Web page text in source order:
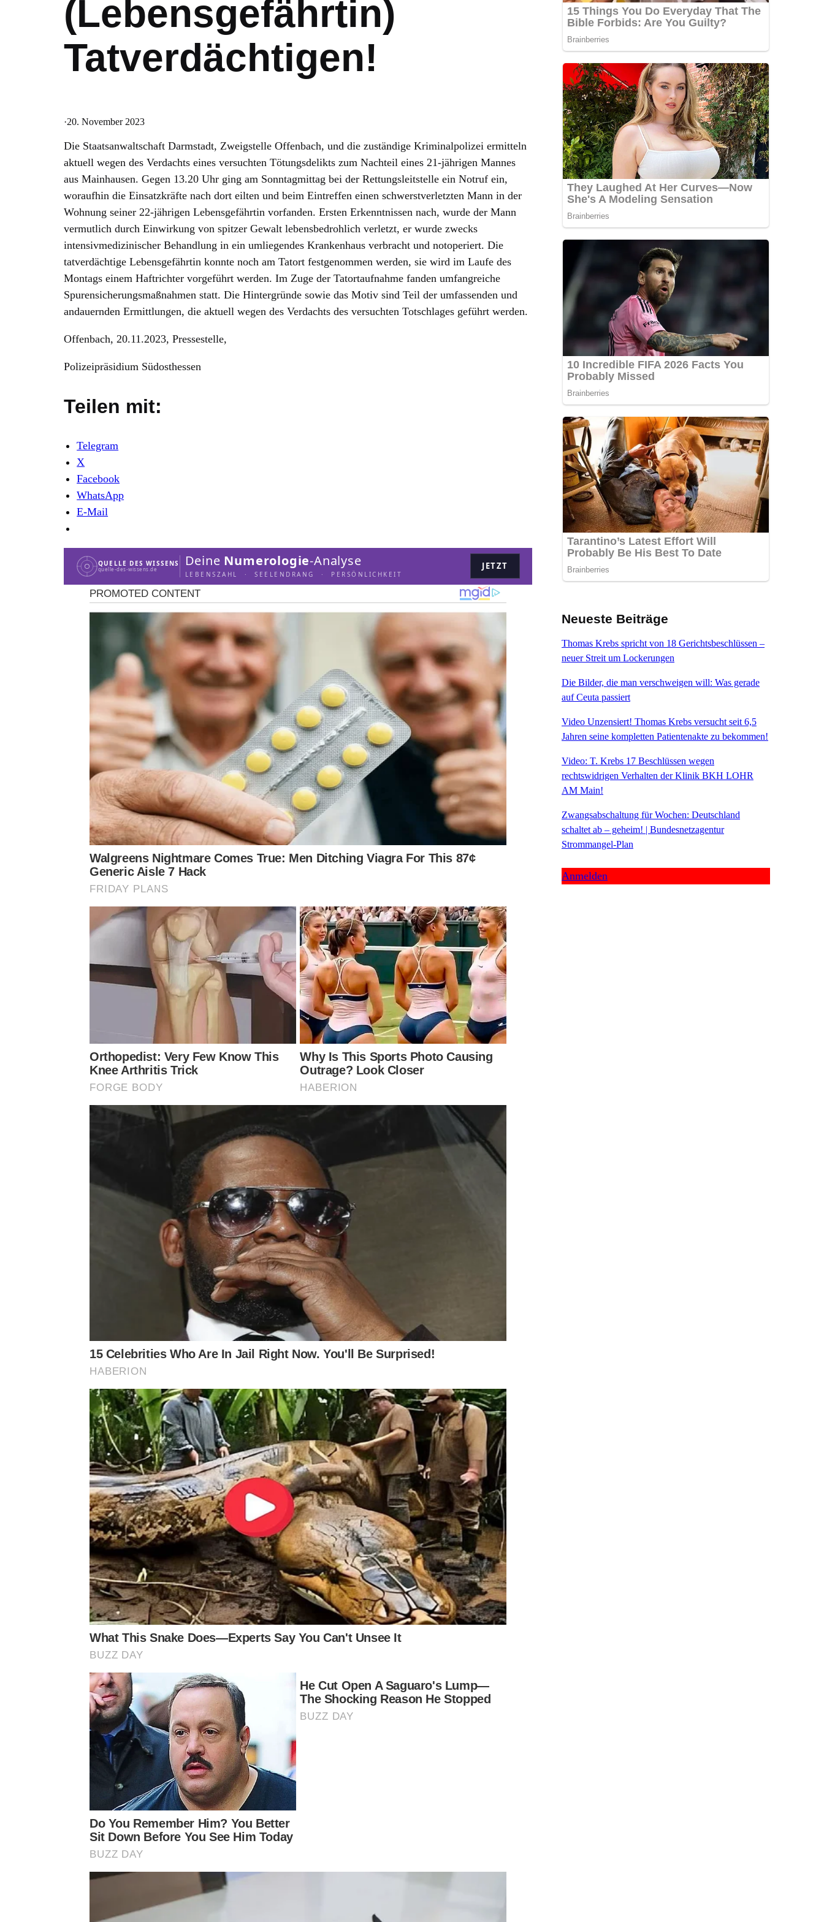
(Lebensgefährtin)
Tatverdächtigen!
·20. November 2023
Die Staatsanwaltschaft Darmstadt, Zweigstelle Offenbach, und die zuständige Kriminalpolizei ermitteln
aktuell wegen des Verdachts eines versuchten Tötungsdelikts zum Nachteil eines 21-jährigen Mannes
aus Mainhausen. Gegen 13.20 Uhr ging am Sonntagmittag bei der Rettungsleitstelle ein Notruf ein,
woraufhin die Einsatzkräfte nach dort eilten und beim Eintreffen einen schwerstverletzten Mann in der
Wohnung seiner 22-jährigen Lebensgefährtin vorfanden. Ersten Erkenntnissen nach, wurde der Mann
vermutlich durch Einwirkung von spitzer Gewalt lebensbedrohlich verletzt, er wurde zwecks
intensivmedizinischer Behandlung in ein umliegendes Krankenhaus verbracht und notoperiert. Die
tatverdächtige Lebensgefährtin konnte noch am Tatort festgenommen werden, sie wird im Laufe des
Montags einem Haftrichter vorgeführt werden. Im Zuge der Tatortaufnahme fanden umfangreiche
Spurensicherungsmaßnahmen statt. Die Hintergründe sowie das Motiv sind Teil der umfassenden und
andauernden Ermittlungen, die aktuell wegen des Verdachts des versuchten Totschlages geführt werden.
Offenbach, 20.11.2023, Pressestelle,
Polizeipräsidium Südosthessen
Teilen mit:
Telegram
X
Facebook
WhatsApp
E-Mail
QUELLE DES WISSENS
quelle-des-wissens.de
Deine Numerologie-Analyse
LEBENSZAHL · SEELENDRANG · PERSÖNLICHKEIT
JETZT
Neueste Beiträge
Thomas Krebs spricht von 18 Gerichtsbeschlüssen –
neuer Streit um Lockerungen
Die Bilder, die man verschweigen will: Was gerade
auf Ceuta passiert
Video Unzensiert! Thomas Krebs versucht seit 6,5
Jahren seine kompletten Patientenakte zu bekommen!
Video: T. Krebs 17 Beschlüssen wegen
rechtswidrigen Verhalten der Klinik BKH LOHR
AM Main!
Zwangsabschaltung für Wochen: Deutschland
schaltet ab – geheim! | Bundesnetzagentur
Strommangel-Plan
Anmelden